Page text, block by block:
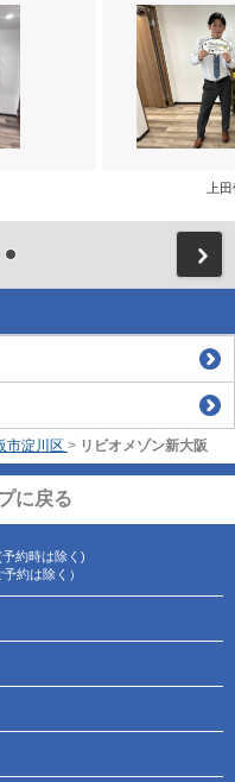
上
市淀川区 > リビオメゾン新大阪
に戻る
約時は除く)
約は除く）